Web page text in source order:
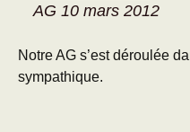
AG 10 mars 2012
Notre AG s’est déroulée
sympathique.